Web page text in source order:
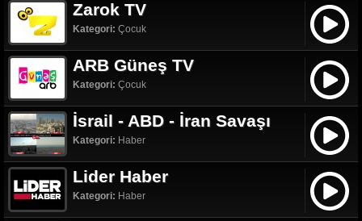
Zarok TV
Kategori: Çocuk
ARB Güneş TV
Kategori: Çocuk
İsrail - ABD - İran Savaşı
Kategori: Haber
Lider Haber
Kategori: Haber